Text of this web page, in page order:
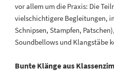
vor allem um die Praxis: Die
vielschichtigere Begleitungen,
Schnipsen, Stampfen,
Soundbellows und Klangstäbe
Bunte Klänge aus